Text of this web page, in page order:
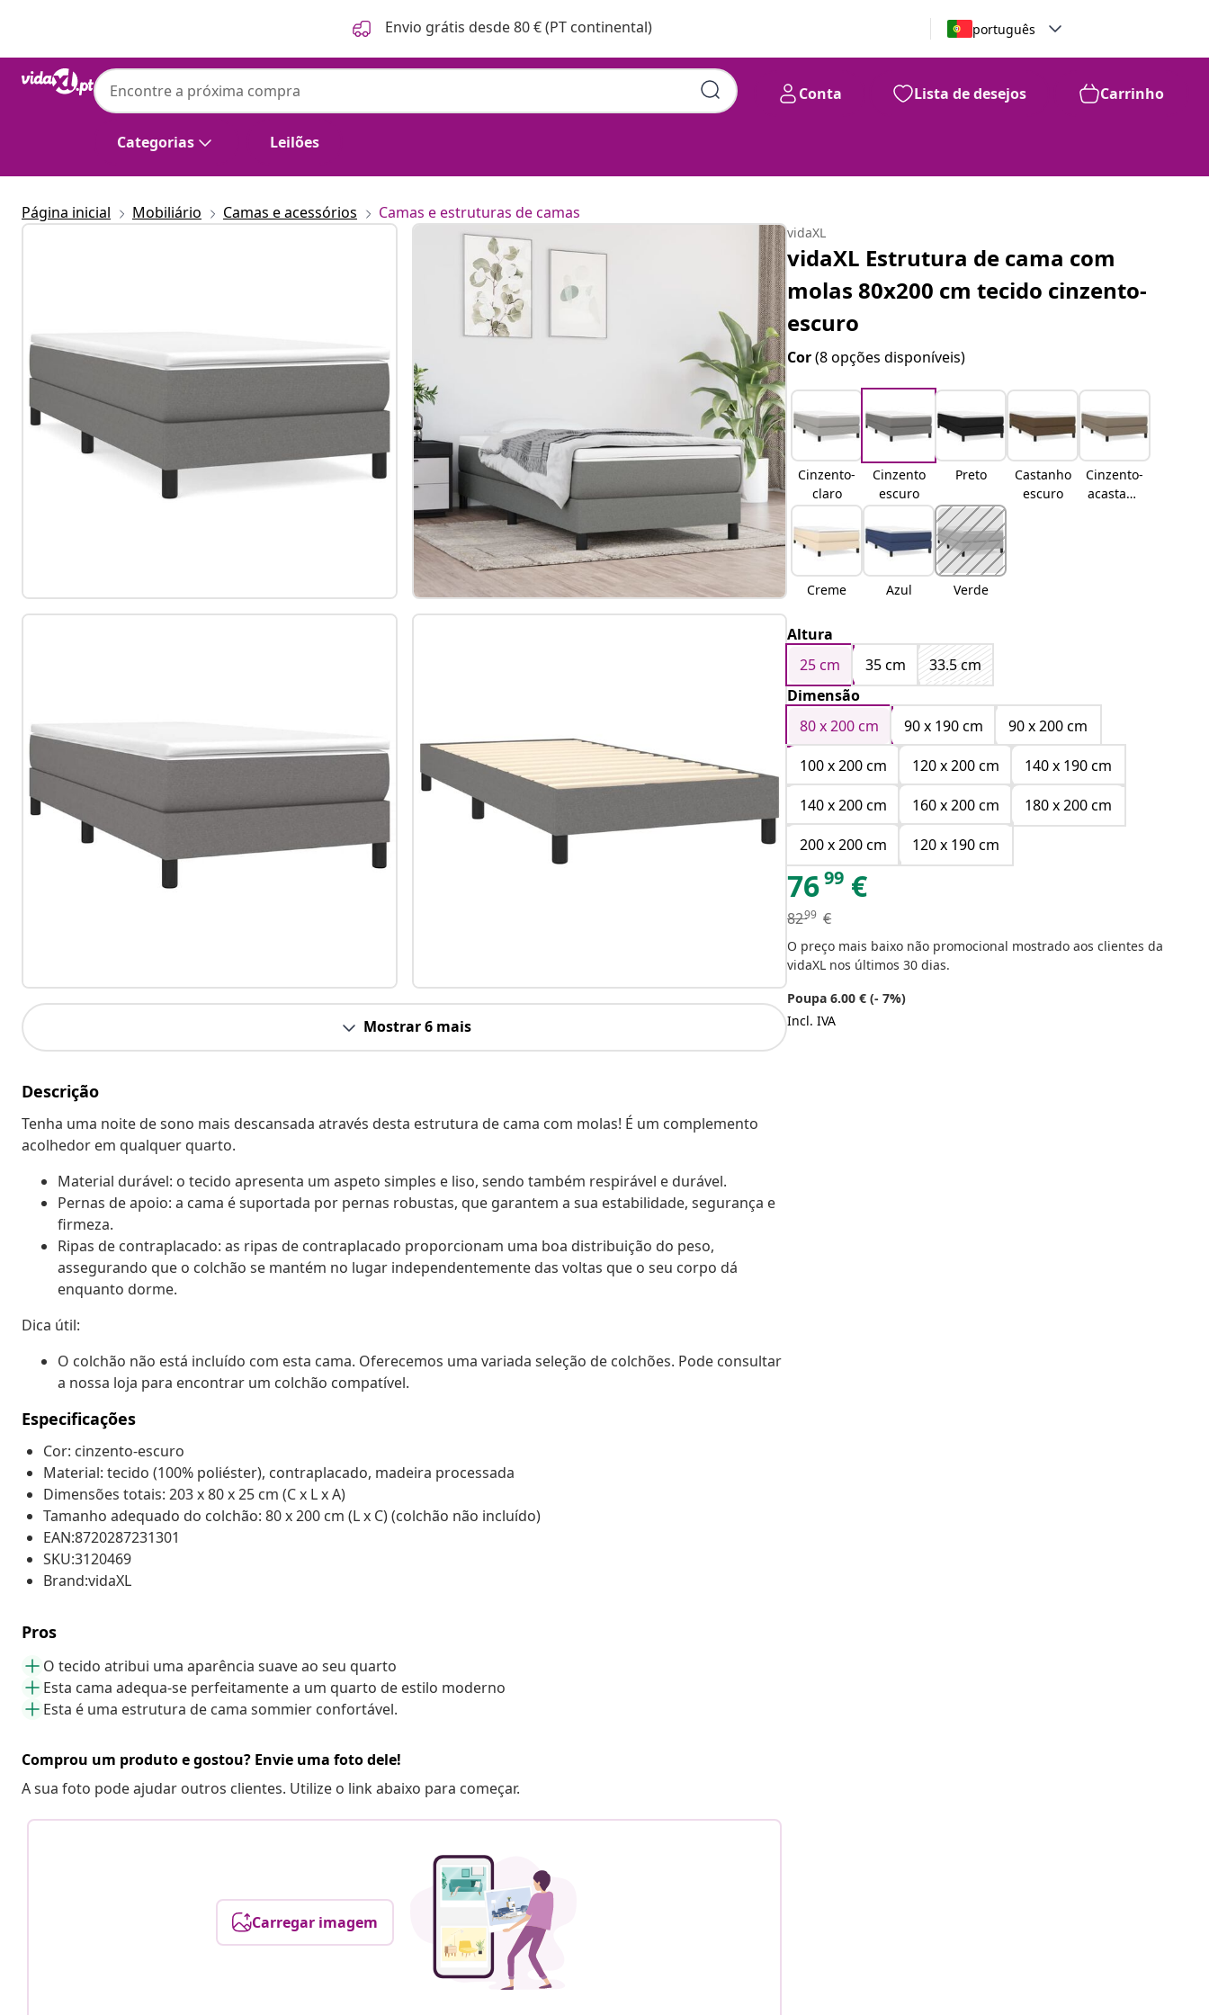
Envio grátis desde 80 € (PT continental) português
Categorias Leilões
Conta Lista de desejos Carrinho
Página inicial Mobiliário Camas e acessórios Camas e estruturas de camas
Mostrar 6 mais
Descrição
Tenha uma noite de sono mais descansada através desta estrutura de cama com molas! É um complemento
acolhedor em qualquer quarto.
Material durável: o tecido apresenta um aspeto simples e liso, sendo também respirável e durável.
Pernas de apoio: a cama é suportada por pernas robustas, que garantem a sua estabilidade, segurança e
firmeza.
Ripas de contraplacado: as ripas de contraplacado proporcionam uma boa distribuição do peso,
assegurando que o colchão se mantém no lugar independentemente das voltas que o seu corpo dá
enquanto dorme.
Dica útil:
O colchão não está incluído com esta cama. Oferecemos uma variada seleção de colchões. Pode consultar
a nossa loja para encontrar um colchão compatível.
Especificações
Cor: cinzento-escuro
Material: tecido (100% poliéster), contraplacado, madeira processada
Dimensões totais: 203 x 80 x 25 cm (C x L x A)
Tamanho adequado do colchão: 80 x 200 cm (L x C) (colchão não incluído)
EAN:8720287231301
SKU:3120469
Brand:vidaXL
Pros
O tecido atribui uma aparência suave ao seu quarto
Esta cama adequa-se perfeitamente a um quarto de estilo moderno
Esta é uma estrutura de cama sommier confortável.
Comprou um produto e gostou? Envie uma foto dele!
A sua foto pode ajudar outros clientes. Utilize o link abaixo para começar.
Carregar imagem
vidaXL
vidaXL Estrutura de cama com
molas 80x200 cm tecido cinzento-
escuro
Cor(8 opções disponíveis)
Cinzento-
claro
Cinzento
escuro
Preto
Castanho
escuro
Cinzento-
acastanh
Creme Azul Verde
Altura
25 cm
35 cm
33.5 cm
Dimensão
80 x 200 cm
90 x 190 cm
90 x 200 cm
100 x 200 cm
120 x 200 cm
140 x 190 cm
140 x 200 cm
160 x 200 cm
180 x 200 cm
200 x 200 cm
120 x 190 cm
7699 €
8299 €
O preço mais baixo não promocional mostrado aos clientes da
vidaXL nos últimos 30 dias.
Poupa 6.00 € (- 7%)
Incl. IVA